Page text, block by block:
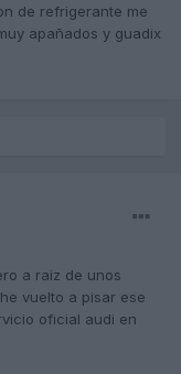
de refrigerante me
apañados y guadix
a raiz de unos
vuelto a pisar ese
oficial audi en